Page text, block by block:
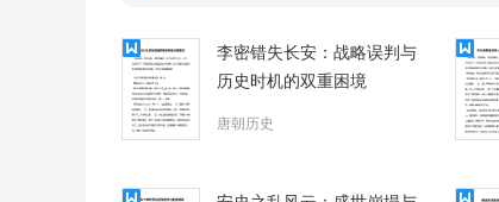
李密错失长安：战略误判与
历史时机的双重困境
唐朝历史